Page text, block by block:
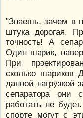
"Знаешь, зачем в
штука дорогая.
точность! А
Один шарик,
При
сколько шариков
данной нагрузкой
сепаратора они
работать не
спорте могут с